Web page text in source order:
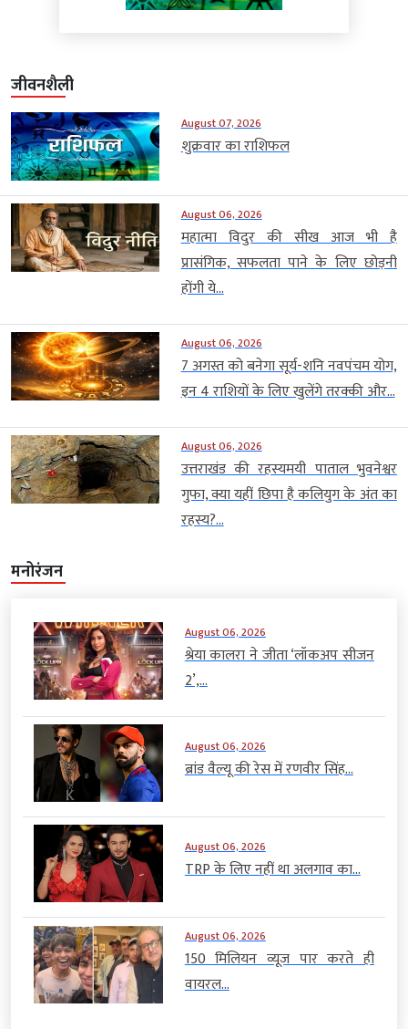
जीवनशैली
August 07, 2026
शुक्रवार का राशिफल
August 06, 2026
महात्मा विदुर की सीख आज भी है
प्रासंगिक, सफलता पाने के लिए छोड़नी
होंगी ये...
August 06, 2026
7 अगस्त को बनेगा सूर्य-शनि नवपंचम योग,
इन 4 राशियों के लिए खुलेंगे तरक्की और...
August 06, 2026
उत्तराखंड की रहस्यमयी पाताल भुवनेश्वर
गुफा, क्या यहीं छिपा है कलियुग के अंत का
रहस्य?...
मनोरंजन
August 06, 2026
श्रेया कालरा ने जीता ‘लॉकअप सीजन
2’,...
August 06, 2026
ब्रांड वैल्यू की रेस में रणवीर सिंह...
August 06, 2026
TRP के लिए नहीं था अलगाव का...
August 06, 2026
150 मिलियन व्यूज पार करते ही
वायरल...